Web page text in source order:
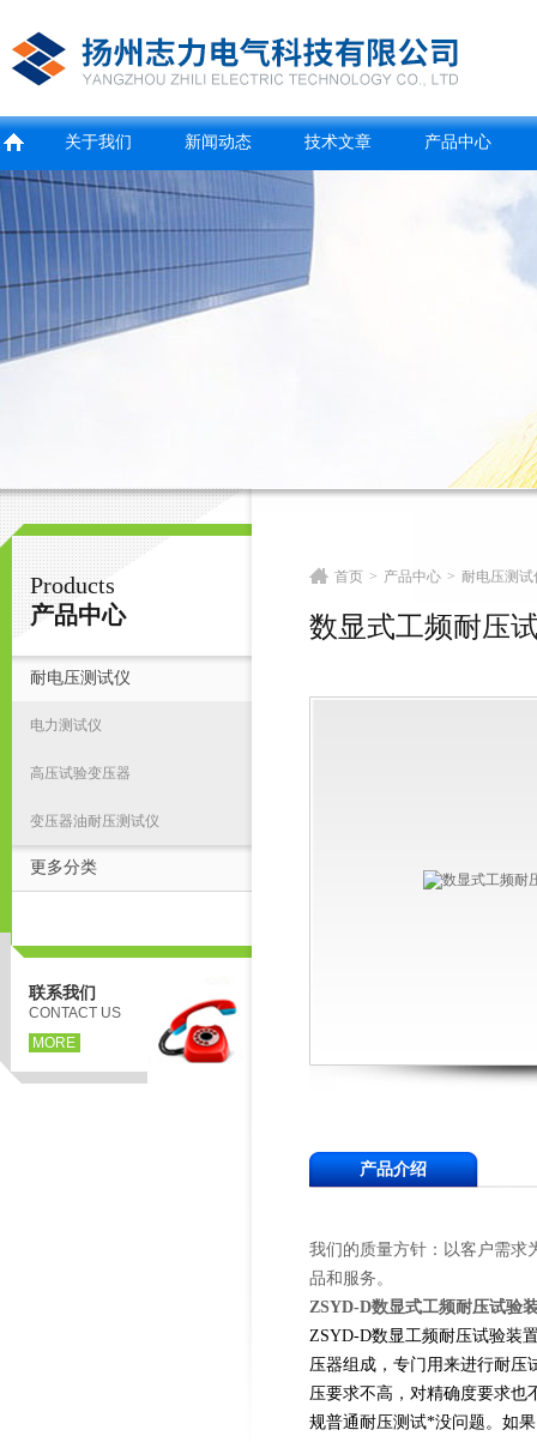
扬州志力电气科技有限公司/扬州高压测试仪
关于我们 新闻动态 技术文章 产品中心
Products
产品中心
耐电压测试仪
电力测试仪
高压试验变压器
变压器油耐压测试仪
更多分类
联系我们
CONTACT US
MORE
首页 > 产品中心 > 耐电压测试
数显式工频耐压
产品介绍
我们的质量方针：以客户需求
品和服务。
ZSYD-D数显式工频耐压试验
ZSYD-D数显工频耐压试验装
压器组成，专门用来进行耐压
压要求不高，对精确度要求也
规普通耐压测试*没问题。如